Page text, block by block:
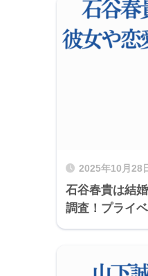
2025年10月28
石谷春貴は結
調査！プライ